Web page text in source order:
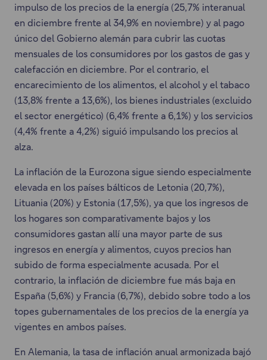
impulso de los precios de la energía (25,7% interanual
en diciembre frente al 34,9% en noviembre) y al pago
único del Gobierno alemán para cubrir las cuotas
mensuales de los consumidores por los gastos de gas y
calefacción en diciembre. Por el contrario, el
encarecimiento de los alimentos, el alcohol y el tabaco
(13,8% frente a 13,6%), los bienes industriales (excluido
el sector energético) (6,4% frente a 6,1%) y los servicios
(4,4% frente a 4,2%) siguió impulsando los precios al
alza.
La inflación de la Eurozona sigue siendo especialmente
elevada en los países bálticos de Letonia (20,7%),
Lituania (20%) y Estonia (17,5%), ya que los ingresos de
los hogares son comparativamente bajos y los
consumidores gastan allí una mayor parte de sus
ingresos en energía y alimentos, cuyos precios han
subido de forma especialmente acusada. Por el
contrario, la inflación de diciembre fue más baja en
España (5,6%) y Francia (6,7%), debido sobre todo a los
topes gubernamentales de los precios de la energía ya
vigentes en ambos países.
En Alemania, la tasa de inflación anual armonizada bajó